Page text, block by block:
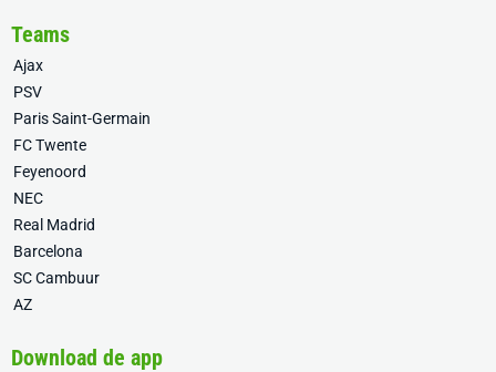
Teams
Ajax
PSV
Paris Saint-Germain
FC Twente
Feyenoord
NEC
Real Madrid
Barcelona
SC Cambuur
AZ
Download de app